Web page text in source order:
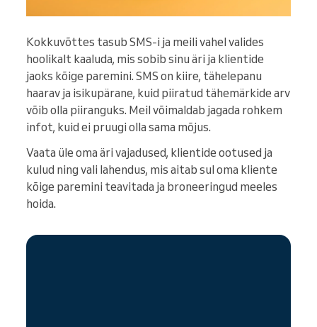
Kokkuvõttes tasub SMS-i ja meili vahel valides
hoolikalt kaaluda, mis sobib sinu äri ja klientide
jaoks kõige paremini. SMS on kiire, tähelepanu
haarav ja isikupärane, kuid piiratud tähemärkide arv
võib olla piiranguks. Meil võimaldab jagada rohkem
infot, kuid ei pruugi olla sama mõjus.
Vaata üle oma äri vajadused, klientide ootused ja
kulud ning vali lahendus, mis aitab sul oma kliente
kõige paremini teavitada ja broneeringud meeles
hoida.